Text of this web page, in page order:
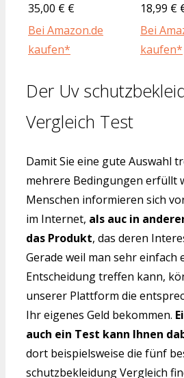
35,00 € €
18,99 €
Bei Amazon.de
kaufen*
Bei
kaufen*
Der Uv
Vergleich Test
Damit Sie eine gute Auswahl
mehrere Bedingungen erfüllt
Menschen informieren sich
im Internet, als auc in
das Produkt, das deren
Gerade weil man sehr einfach
Entscheidung treffen kann,
unserer Plattform die
Ihr eigenes Geld bekommen.
auch ein Test kann Ihnen
dort beispielsweise die fünf
schutzbekleidung Vergleich